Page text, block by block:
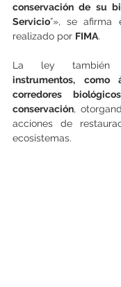
conservación de su
Servicio”», se afirma
realizado por FIMA.
La ley también
instrumentos, como
corredores
conservación,
acciones de
ecosistemas.